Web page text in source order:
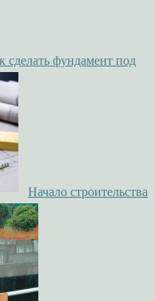
сделать фундамент под
Начало строительства